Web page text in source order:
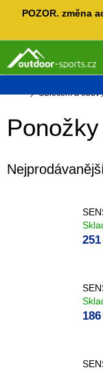
POZOR. změna
Domů
Oblečení a obuv